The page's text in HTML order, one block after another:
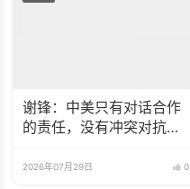
谢锋：中美只有对话合作
的责任，没有冲突对抗的
2026年07月29日 0